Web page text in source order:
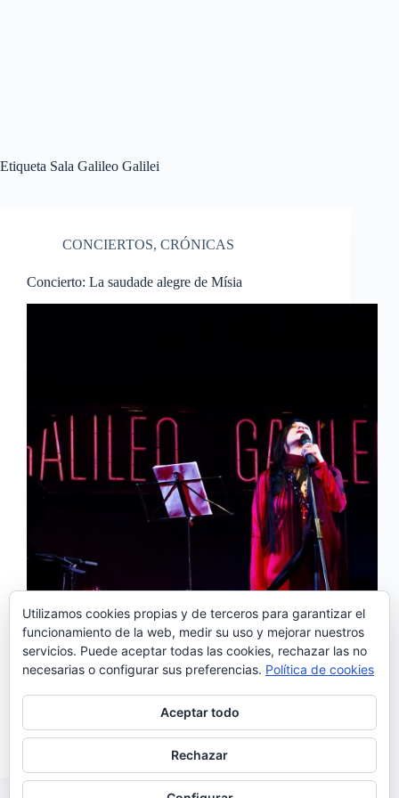
Etiqueta Sala Galileo Galilei
CONCIERTOS, CRÓNICAS
Concierto: La saudade alegre de Mísia
Todo el mundo cree que el fado es triste pero eso
es, entre otras cosas, porque no han asistido nunca a
un concierto de Mísia. El 1 de diciembre actuó en la
sala Galileo Galilei de Madrid , presentando su…
Noemí Sánchez
11/12/2015
1 comentario
Utilizamos cookies propias y de terceros para garantizar el
funcionamiento de la web, medir su uso y mejorar nuestros
servicios. Puede aceptar todas las cookies, rechazar las no
necesarias o configurar sus preferencias. Política de cookies
Aceptar todo
Rechazar